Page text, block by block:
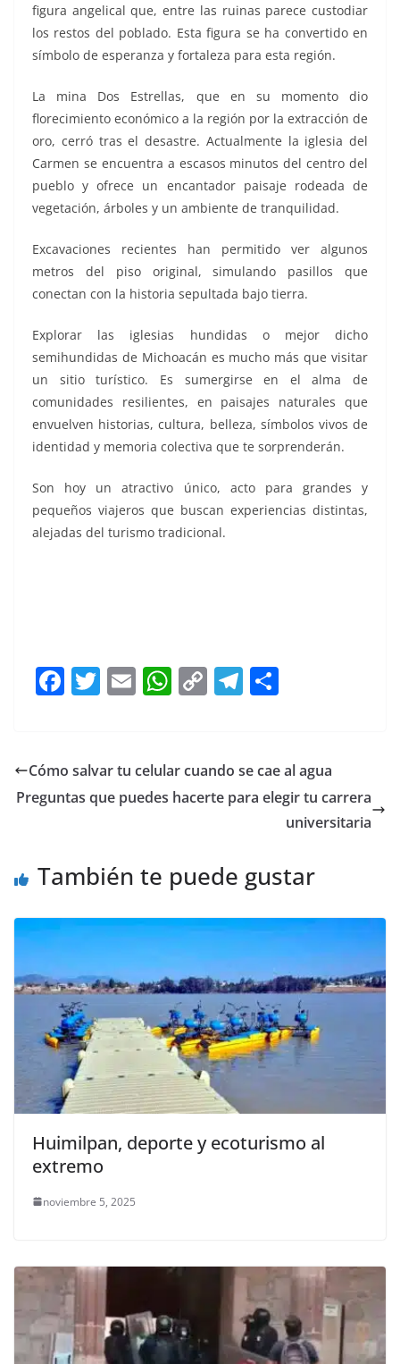
figura angelical que, entre las ruinas parece custodiar
los restos del poblado. Esta figura se ha convertido en
símbolo de esperanza y fortaleza para esta región.
La mina Dos Estrellas, que en su momento dio
florecimiento económico a la región por la extracción de
oro, cerró tras el desastre. Actualmente la iglesia del
Carmen se encuentra a escasos minutos del centro del
pueblo y ofrece un encantador paisaje rodeada de
vegetación, árboles y un ambiente de tranquilidad.
Excavaciones recientes han permitido ver algunos
metros del piso original, simulando pasillos que
conectan con la historia sepultada bajo tierra.
Explorar las iglesias hundidas o mejor dicho
semihundidas de Michoacán es mucho más que visitar
un sitio turístico. Es sumergirse en el alma de
comunidades resilientes, en paisajes naturales que
envuelven historias, cultura, belleza, símbolos vivos de
identidad y memoria colectiva que te sorprenderán.
Son hoy un atractivo único, acto para grandes y
pequeños viajeros que buscan experiencias distintas,
alejadas del turismo tradicional.
F
e
b
k
T
er
E
l
W
s
A
C
y
Li
T
gr
a
e
Cómo salvar tu celular cuando se cae al agua
Preguntas que puedes hacerte para elegir tu carrera
universitaria
También te puede gustar
Huimilpan, deporte y ecoturismo al
extremo
noviembre 5, 2025